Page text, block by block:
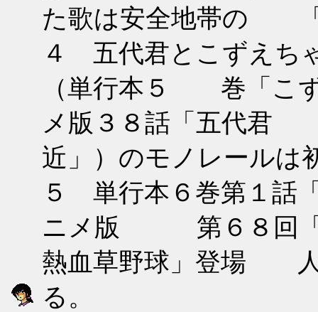
た歌は安全地帯の 「
４ 五代君とこずえち
（単行本５ 巻「こ
メ版３８話「五代君
近」）のモノレールは
５ 単行本６巻第１話
ニメ版 第６８回「
熱血草野球」登場 人
る。